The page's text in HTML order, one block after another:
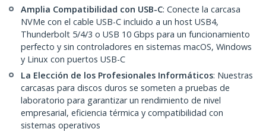
Amplia Compatibilidad con USB-C: Conecte la carcasa
NVMe con el cable USB-C incluido a un host USB4,
Thunderbolt 5/4/3 o USB 10 Gbps para un funcionamiento
perfecto y sin controladores en sistemas macOS, Windows
y Linux con puertos USB-C
La Elección de los Profesionales Informáticos: Nuestras
carcasas para discos duros se someten a pruebas de
laboratorio para garantizar un rendimiento de nivel
empresarial, eficiencia térmica y compatibilidad con
sistemas operativos